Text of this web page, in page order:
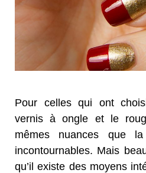
Pour celles qui ont
vernis à ongle et le
mêmes nuances que
incontournables. Mais
qu’il existe des moyens